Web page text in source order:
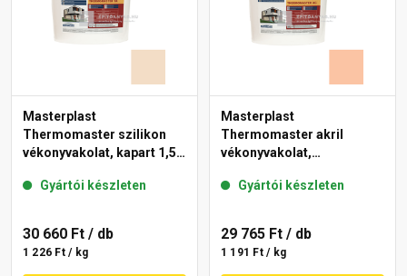
Masterplast
Thermomaster szilikon
vékonyvakolat, kapart 1,5
Gyártói készleten
30 660 Ft / db
1 226 Ft / kg
Masterplast
Thermomaster akril
vékonyvakolat,
11-D 25 kg
Gyártói készleten
29 765 Ft / db
1 191 Ft / kg